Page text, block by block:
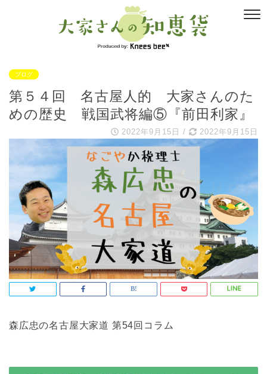
ブログ
第５４回 名古屋人的 大家さんのた
めの歴史 戦国武将編⑤『前田利家』
2022年9月15日 / 2022年9月15日
森広忠の名古屋大家道 第54回コラム